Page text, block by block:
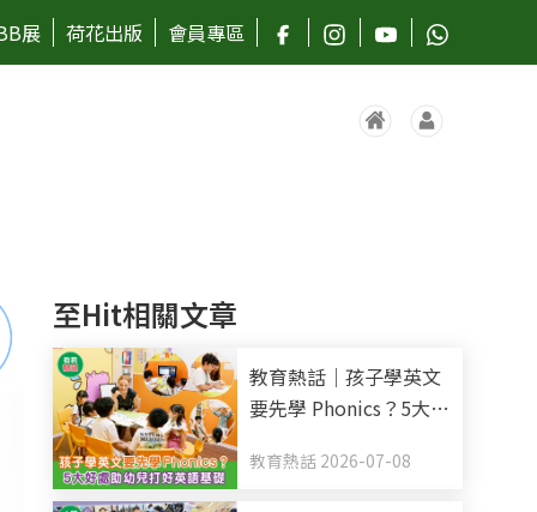
展 荷花出版 會員專區
至Hit相關文章
教育熱話｜孩子學英文
要先學 Phonics？5大好
教育熱話 2026-07-08